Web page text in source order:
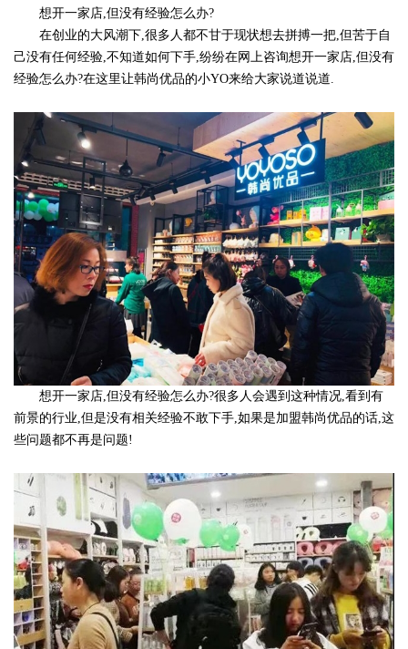
想开一家店,但没有经验怎么办?
在创业的大风潮下,很多人都不甘于现状想去拼搏一把,但苦于自
己没有任何经验,不知道如何下手,纷纷在网上咨询想开一家店,但没有
经验怎么办?在这里让韩尚优品的小YO来给大家说道说道.
想开一家店,但没有经验怎么办?很多人会遇到这种情况,看到有
前景的行业,但是没有相关经验不敢下手,如果是加盟韩尚优品的话,这
些问题都不再是问题!